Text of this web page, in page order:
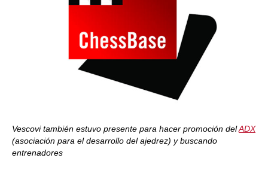
Vescovi también estuvo presente para hacer promoción delADX
(asociación para el desarrollo del ajedrez) y buscando
entrenadores